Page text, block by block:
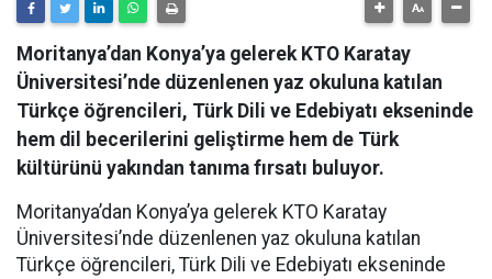
Moritanya’dan Konya’ya gelerek KTO Karatay
Üniversitesi’nde düzenlenen yaz okuluna katılan
Türkçe öğrencileri, Türk Dili ve Edebiyatı ekseninde
hem dil becerilerini geliştirme hem de Türk
kültürünü yakından tanıma fırsatı buluyor.
Moritanya’dan Konya’ya gelerek KTO Karatay
Üniversitesi’nde düzenlenen yaz okuluna katılan
Türkçe öğrencileri, Türk Dili ve Edebiyatı ekseninde